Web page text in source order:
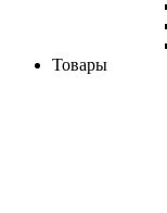
Товары